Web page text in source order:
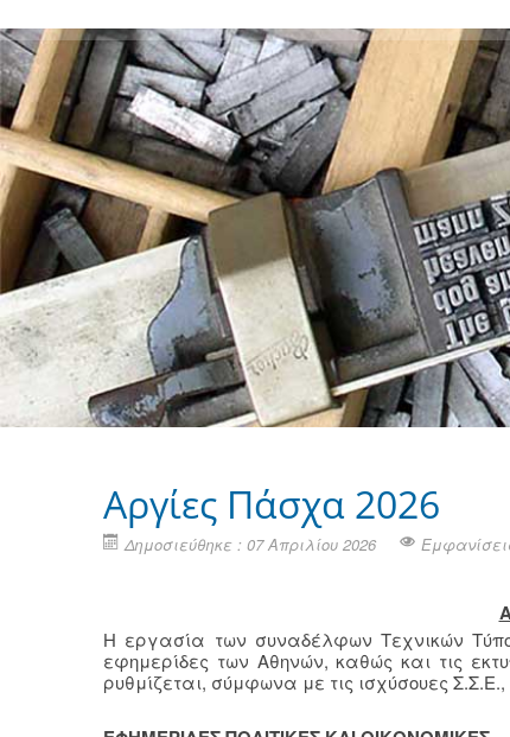
Aργίες Πάσχα 2026
Δημοσιεύθηκε : 07 Απριλίου 2026
Η εργασία των συναδέλφων Τεχνικών Τύπου
εφημερίδες των Αθηνών, καθώς και τις
ρυθμίζεται, σύμφωνα με τις ισχύσουες Σ.Σ.Ε.,